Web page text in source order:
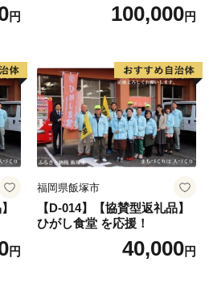
円 100,000円
円
福岡県飯塚市
【D-014】【協賛型返礼品】
ひがし食堂 を応援！
40,000円